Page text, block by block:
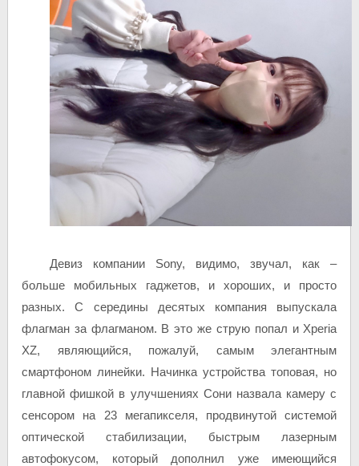
Девиз компании Sony, видимо, звучал, как –
больше мобильных гаджетов, и хороших, и просто
разных. С середины десятых компания выпускала
флагман за флагманом. В это же струю попал и Xperia
XZ, являющийся, пожалуй, самым элегантным
смартфоном линейки. Начинка устройства топовая, но
главной фишкой в улучшениях Сони назвала камеру с
сенсором на 23 мегапикселя, продвинутой системой
оптической стабилизации, быстрым лазерным
автофокусом, который дополнил уже имеющийся